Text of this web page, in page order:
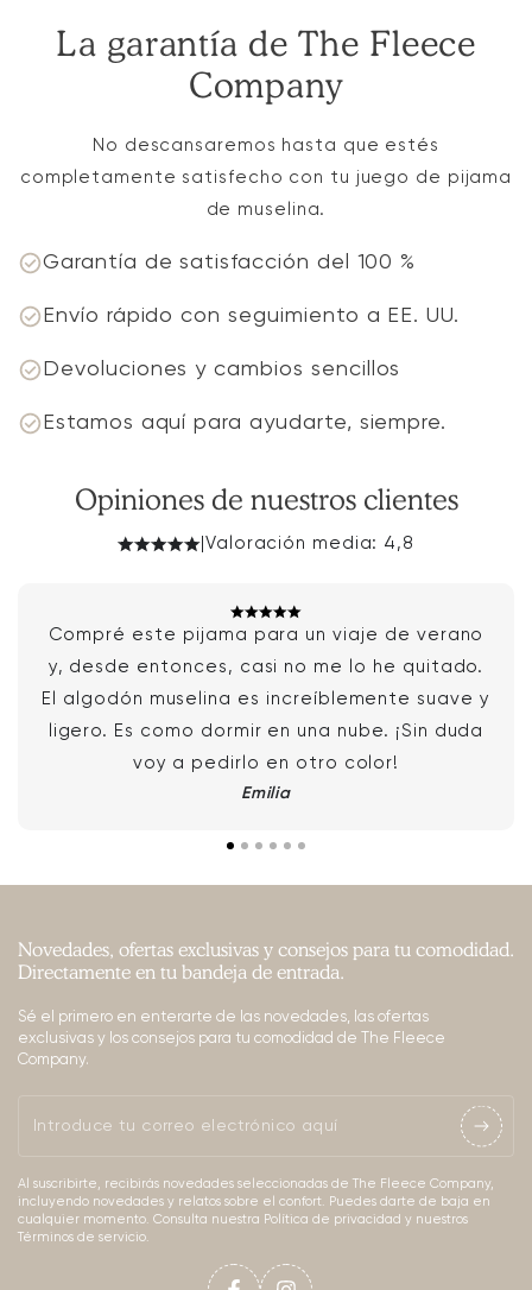
La garantía de The Fleece
Company
No descansaremos hasta que estés
completamente satisfecho con tu juego de pijama
de muselina.
Garantía de satisfacción del 100 %
Envío rápido con seguimiento a EE. UU.
Devoluciones y cambios sencillos
Estamos aquí para ayudarte, siempre.
Opiniones de nuestros clientes
Valoración media: 4,8
Compré este pijama para un viaje de verano
y, desde entonces, casi no me lo he quitado.
El algodón muselina es increíblemente suave y
ligero. Es como dormir en una nube. ¡Sin duda
voy a pedirlo en otro color!
Emilia
Novedades, ofertas exclusivas y consejos para tu comodidad.
Directamente en tu bandeja de entrada.
Sé el primero en enterarte de las novedades, las ofertas
exclusivas y los consejos para tu comodidad de The Fleece
Company.
correo
electrónico
Al suscribirte, recibirás novedades seleccionadas de The Fleece Company,
incluyendo novedades y relatos sobre el confort. Puedes darte de baja en
cualquier momento. Consulta nuestra Política de privacidad y nuestros
Términos de servicio.